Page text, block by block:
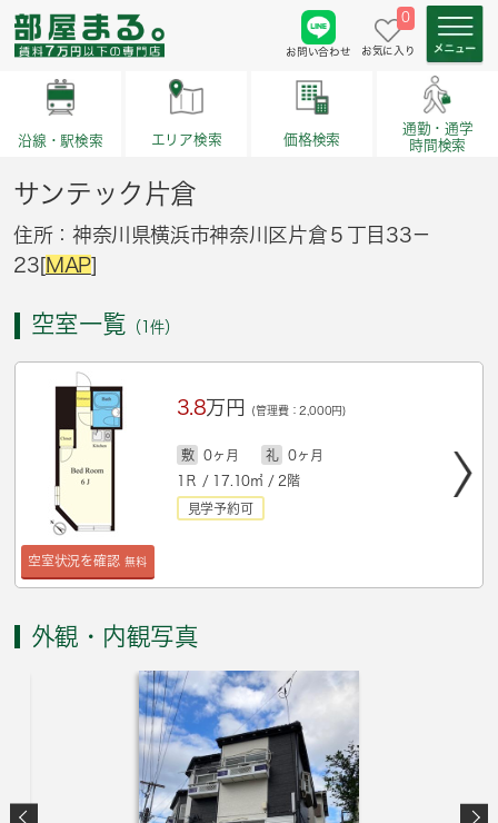
お問い合わせ
0
お気に入り
沿線・駅検索 エリア検索 価格検索
通勤・通学
時間検索
サンテック片倉
住所：神奈川県横浜市神奈川区片倉５丁目33－
23[MAP]
空室一覧 （1件）
空室状況を確認 無料
3.8万円 (管理費：2,000円)
敷 0ヶ月 礼
0ヶ月
1Ｒ / 17.10㎡ / 2階
見学予約可
外観・内観写真